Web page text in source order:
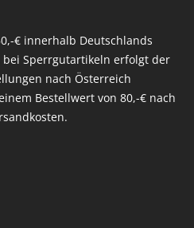
€ innerhalb Deutschlands
bei Sperrgutartikeln erfolgt der
nach Österreich
Bestellwert von 80,-€ nach